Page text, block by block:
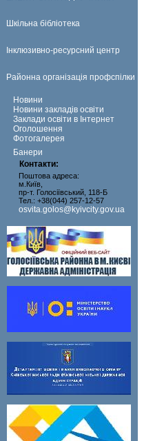
Шкільна бібліотека
Інклюзивно-ресурсний центр
Районна організація профспілки
Новини
Новини закладів освіти
Заклади освіти в Інтернет
Оголошення
Фотогалерея
Банери
Контакти:
Поштова адреса:
м.Київ,
пр-т. Голосіївський, 118-Б
Тел.: +38(044) 257-12-57
osvita.golos@kyivcity.gov.ua